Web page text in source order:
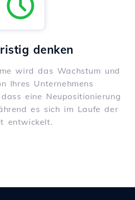
denken
wird das Wachstum und
Ihres Unternehmens
eine Neupositionierung
es sich im Laufe der
entwickelt.